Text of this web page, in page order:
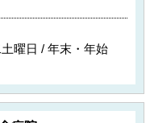
曜日 / 年末・年始